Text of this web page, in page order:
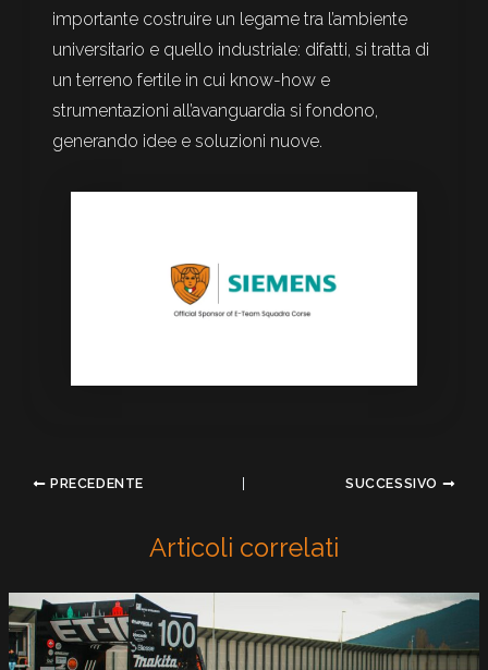
importante costruire un legame tra l’ambiente
universitario e quello industriale: difatti, si tratta di
un terreno fertile in cui know-how e
strumentazioni all’avanguardia si fondono,
generando idee e soluzioni nuove.
PRECEDENTE SUCCESSIVO
Articoli correlati